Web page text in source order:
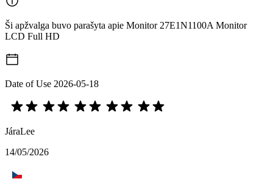
Ši apžvalga buvo parašyta apie Monitor 27E1N1100A Monitor
LCD Full HD
Date of Use 2026-05-18
JáraLee
14/05/2026